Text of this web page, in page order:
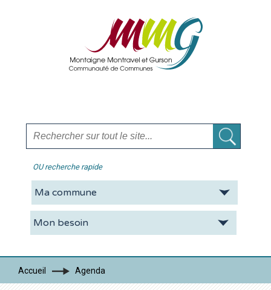
OU recherche rapide
La CDC Vie pratique
Accueil Agenda